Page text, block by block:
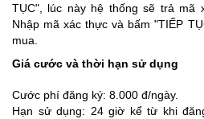
TỤC", lúc này hệ thống sẽ trả mã
Nhập mã xác thực và bấm "TIẾP
mua.
Giá cước và thời hạn sử dụng
Cước phí đăng ký: 8.000 đ/ngày.
Hạn sử dụng: 24 giờ kể từ khi